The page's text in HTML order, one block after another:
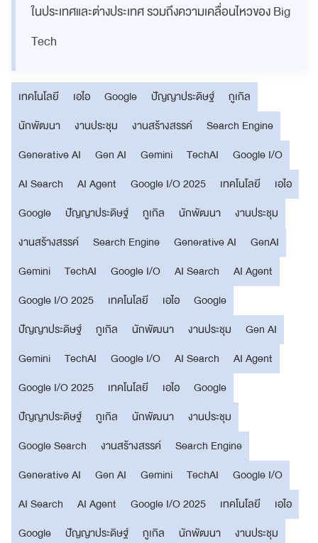
ในประเทศและต่างประเทศ รวมถึงความเคลื่อนไหวของ Big
Tech
เทคโนโลยี เอไอ Google ปัญญาประดิษฐ์
กูเกิล
นักพัฒนา
งานประชุม งานสร้างสรรค์
Search Engine
Generative AI
Gen AI Gemini TechAI
Google I/O
AI Search
AI Agent Google I/O 2025 เทคโนโลยี
เอไอ
Google
ปัญญาประดิษฐ์ กูเกิล นักพัฒนา
งานประชุม
งานสร้างสรรค์
Search Engine Generative AI
GenAI
Gemini
TechAI Google I/O AI Search
AI Agent
Google I/O 2025
เทคโนโลยี เอไอ
Google
ปัญญาประดิษฐ์
กูเกิล นักพัฒนา งานประชุม
Gen AI
Gemini
TechAI Google I/O AI Search
AI Agent
Google I/O 2025
เทคโนโลยี เอไอ
Google
ปัญญาประดิษฐ์
กูเกิล นักพัฒนา
งานประชุม
Google Search
งานสร้างสรรค์
Search Engine
Generative AI
Gen AI Gemini TechAI
Google I/O
AI Search
AI Agent Google I/O 2025 เทคโนโลยี
เอไอ
Google
ปัญญาประดิษฐ์ กูเกิล นักพัฒนา
งานประชุม